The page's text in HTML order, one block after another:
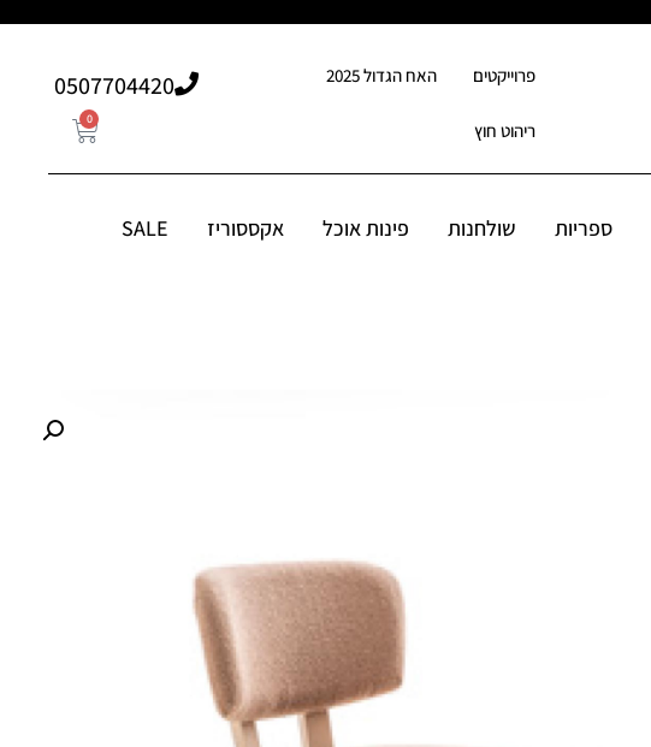
פרוייקטים האח הגדול 2025
ריהוט חוץ
507704420⁩0
0
ספריות שולחנות פינות אוכל אקססוריז SALE